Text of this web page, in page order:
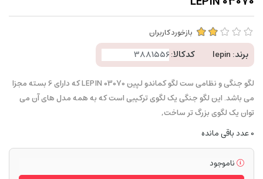
بازخورد کاربران
برند: lepin کدکالا:
لگو جنگی و نظامی ست لگو کماندو لپین LEPIN 03070 که دارای 6 بسته مجزا
می باشد. این لگو جنگی یک لگوی ترکیبی است که به همه مدل های آن می
توان یک لگوی بزرگ تر ساخت,
0عدد باقی مانده
ناموجود